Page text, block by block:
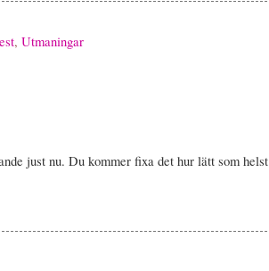
, Utmaningar
just nu. Du kommer fixa det hur lätt som helst